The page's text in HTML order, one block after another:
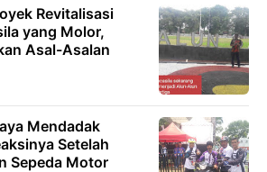
Revitalisasi
yang Molor,
Asal-Asalan
Mendadak
Setelah
Sepeda Motor